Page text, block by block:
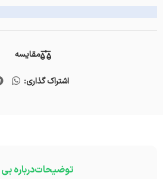
مقایسه
اشتراک گذاری:
توضیحاتدرباره